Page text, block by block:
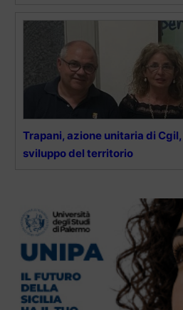
Trapani, azione unitaria di Cgil,
sviluppo del territorio